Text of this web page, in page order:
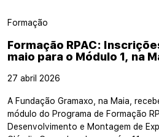
Formação
Formação RPAC:
maio para o Módulo 1, na
27 abril 2026
A Fundação Gramaxo, na Maia,
módulo do Programa de Formação
Desenvolvimento e Montagem de